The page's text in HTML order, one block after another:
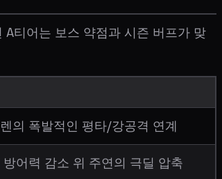
티어는 보스 약점과 시즌 버프가 맞
의 폭발적인 평타/강공격 연계
어력 감소 위 주연의 극딜 압축